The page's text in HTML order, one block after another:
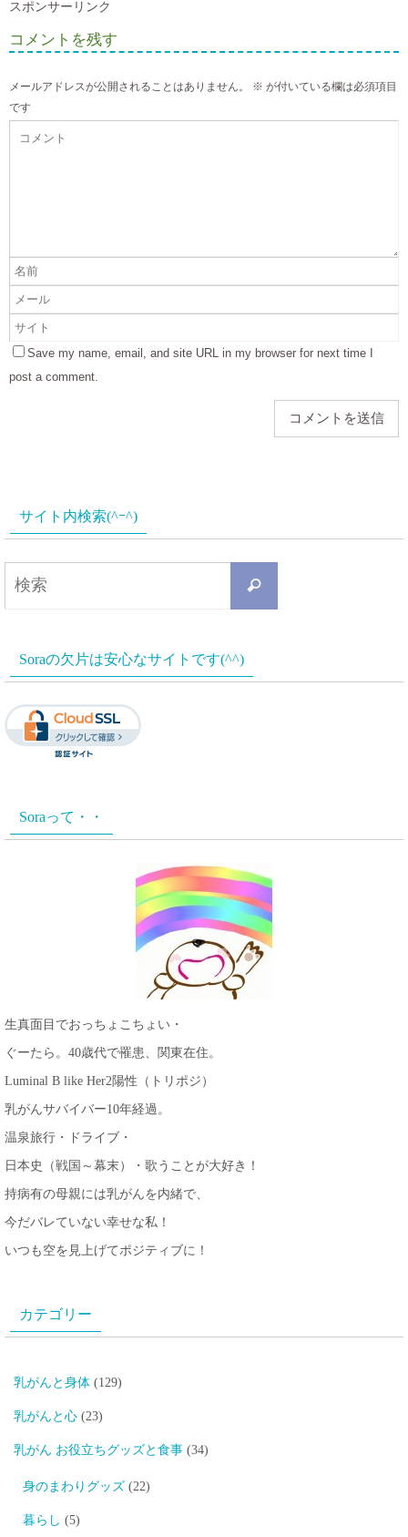
スポンサーリンク
コメントを残す
メールアドレスが公開されることはありません。 ※ が付いている欄は必須項目
です
Save my name, email, and site URL in my browser for next time I
post a comment.
サイト内検索(^ｰ^)
検
索
Soraの欠片は安心なサイトです(^^)
Soraって・・
生真面目でおっちょこちょい・
ぐーたら。40歳代で罹患、関東在住。
Luminal B like Her2陽性（トリポジ）
乳がんサバイバー10年経過。
温泉旅行・ドライブ・
日本史（戦国～幕末）・歌うことが大好き！
持病有の母親には乳がんを内緒で、
今だバレていない幸せな私！
いつも空を見上げてポジティブに！
カテゴリー
乳がんと身体 (129)
乳がんと心 (23)
乳がん お役立ちグッズと食事 (34)
身のまわりグッズ (22)
暮らし (5)